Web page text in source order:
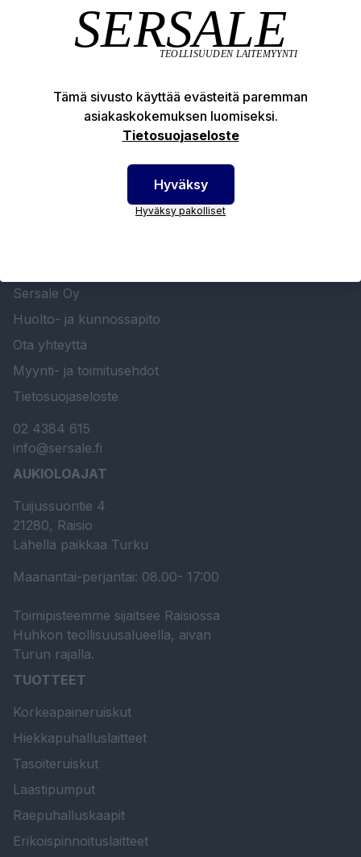
Tuotekuvaus
Sersale Oy
Huolto- ja kunnossapito
Ota yhteyttä
Myynti- ja toimitusehdot
Tietosuojaseloste
02 4384 615
info@sersale.fi
AUKIOLOAJAT
Tuijussuontie 4
21280, Raisio
Lähellä paikkaa Turku
Maanantai-perjantai: 08.00- 17:00
Toimipisteemme sijaitsee Raisiossa
Huhkon teollisuusalueella, aivan
Turun rajalla.
TUOTTEET
Korkeapaineruiskut
Hiekkapuhalluslaitteet
Tasoiteruiskut
Laastipumput
Raepuhalluskaapit
Erikoispinnoituslaitteet
Tämä sivusto käyttää evästeitä paremman
asiakaskokemuksen luomiseksi.
Tietosuojaseloste
Hyväksy
Hyväksy pakolliset